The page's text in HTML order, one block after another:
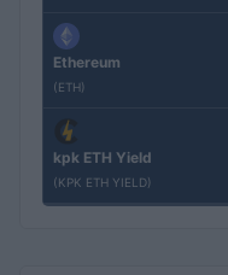
Ethereum
(ETH)
kpk ETH Yield
(KPK ETH YIELD)